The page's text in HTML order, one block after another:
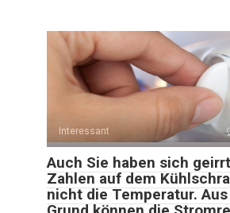
Interessant
Auch Sie haben sich
Zahlen auf dem
nicht die Temperatur.